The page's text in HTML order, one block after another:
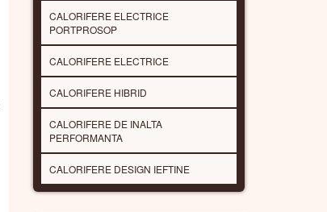
CALORIFERE ELECTRICE
PORTPROSOP
CALORIFERE ELECTRICE
CALORIFERE HIBRID
CALORIFERE DE INALTA
PERFORMANTA
CALORIFERE DESIGN IEFTINE